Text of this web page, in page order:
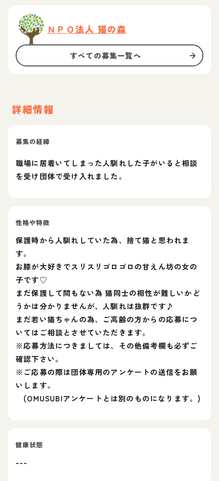
ＮＰＯ法人 猫の森
すべての募集一覧へ
詳細情報
募集の経緯
職場に居着いてしまった人馴れした子がいると相談
を受け団体で受け入れました。
性格や特徴
保護時から人馴れしていた為、捨て猫と思われま
す。
お膝が大好きでスリスリゴロゴロの甘えん坊の女の
子です♡
まだ保護して間もない為 猫同士の相性が難しいかど
うかは分かりませんが、人馴れは抜群です♪
まだ若い猫ちゃんの為、ご高齢の方からの応募につ
いてはご相談とさせていただきます。
※応募方法につきましては、その他備考欄も必ずご
確認下さい。
※ご応募の際は団体専用のアンケートの送信をお願
いします。
(OMUSUBIアンケートとは別のものになります。)
健康状態
---